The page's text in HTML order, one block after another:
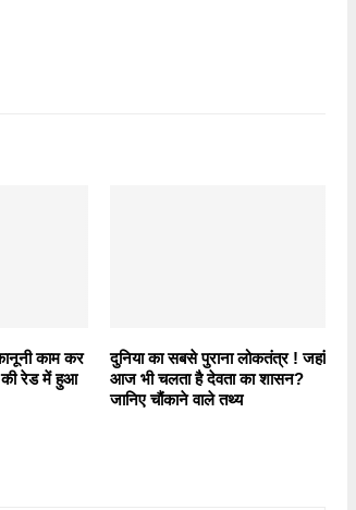
काम कर
की रेड में हुआ
दुनिया का सबसे पुराना लोकतंत्र ! जहां
आज भी चलता है देवता का शासन?
जानिए चौंकाने वाले तथ्य